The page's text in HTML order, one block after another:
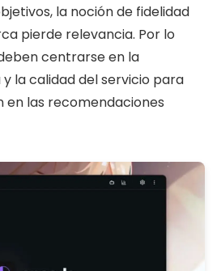
la noción de fidelidad
pierde relevancia. Por lo
centrarse en la
la calidad del servicio para
en las recomendaciones